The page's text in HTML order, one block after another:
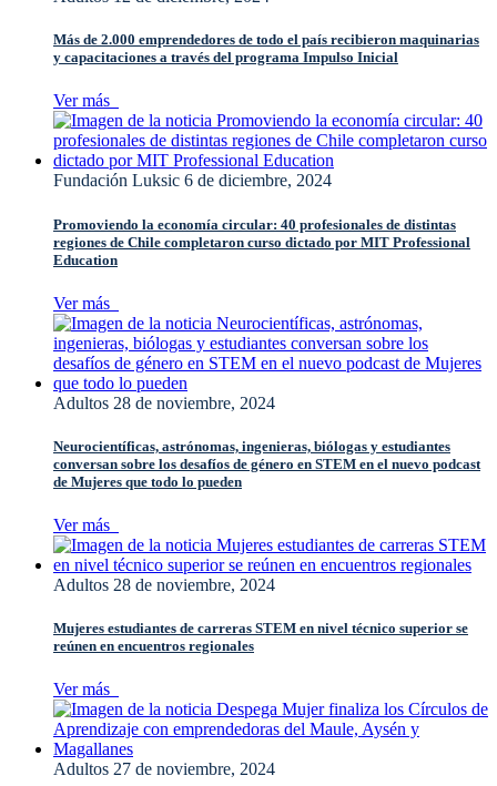
Más de 2.000 emprendedores de todo el país recibieron maquinarias
y capacitaciones a través del programa Impulso Inicial
Ver más
Fundación Luksic 6 de diciembre, 2024
Promoviendo la economía circular: 40 profesionales de distintas
regiones de Chile completaron curso dictado por MIT Professional
Education
Ver más
Adultos 28 de noviembre, 2024
Neurocientíficas, astrónomas, ingenieras, biólogas y estudiantes
conversan sobre los desafíos de género en STEM en el nuevo podcast
de Mujeres que todo lo pueden
Ver más
Adultos 28 de noviembre, 2024
Mujeres estudiantes de carreras STEM en nivel técnico superior se
reúnen en encuentros regionales
Ver más
Adultos 27 de noviembre, 2024